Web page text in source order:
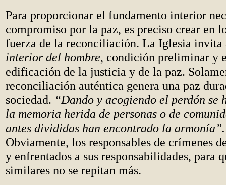
Para proporcionar el fundamento interior
compromiso por la paz, es preciso crear en
fuerza de la reconciliación. La Iglesia
interior del hombre, condición preliminar y
edificación de la justicia y de la paz.
reconciliación auténtica genera una paz
sociedad. “Dando y acogiendo el perdón se
la memoria herida de personas o de
antes divididas han encontrado la armonía”.
Obviamente, los responsables de crímenes
y enfrentados a sus responsabilidades, para
similares no se repitan más.